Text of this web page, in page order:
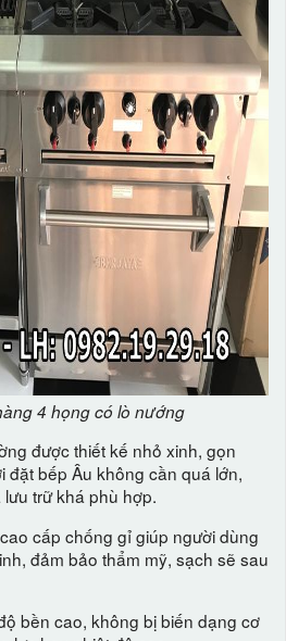
4 họng có lò nướng
được thiết kế nhỏ xinh, gọn
đặt bếp Âu không cần quá lớn,
trữ khá phù hợp.
cấp chống gỉ giúp người dùng
đảm bảo thẩm mỹ, sạch sẽ sau
bền cao, không bị biến dạng cơ